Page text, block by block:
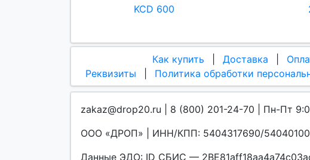
KCD 600
Как купить Доставка
Реквизиты
Политика обработки
zakaz@drop20.ru | 8 (800) 201-24-70 | Пн-Пт
ООО «ДРОП» | ИНН/КПП: 5404317690/
Данные ЭДО: ID СБИС —